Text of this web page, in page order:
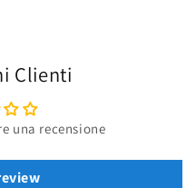
Clienti
una recensione